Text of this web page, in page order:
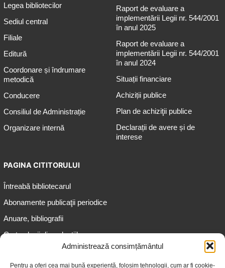
Administrează consimțământul
Pentru a oferi cea mai bună experiență, folosim tehnologii, cum ar fi cookie-
Legea bibliotecilor
Sediul central
Filiale
Editură
Coordonare și îndrumare
metodică
Conducere
Consiliul de Administrație
Organizare internă
Raport de evaluare a
implementării Legii nr. 544/2001
în anul 2025
Raport de evaluare a
implementării Legii nr. 544/2001
în anul 2024
Situații financiare
Achiziții publice
Plan de achiziţii publice
Declarații de avere și de
interese
PAGINA CITITORULUI
Întreabă bibliotecarul
Abonamente publicaţii periodice
Anuare, bibliografii
Cartea lunii din colecțiile